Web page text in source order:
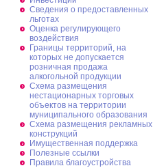
Сведения о предоставленных
льготах
Оценка регулирующего
воздействия
Границы территорий, на
которых не допускается
розничная продажа
алкогольной продукции
Схема размещения
нестационарных торговых
объектов на территории
муниципального образования
Схема размещения рекламных
конструкций
Имущественная поддержка
Полезные ссылки
Правила благоустройства